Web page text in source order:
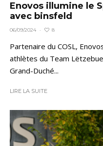
Enovos illumine le
avec binsfeld
06/09/2024 · 8
Partenaire du COSL,
athlètes du Team
Grand-Duché...
LIRE LA SUITE